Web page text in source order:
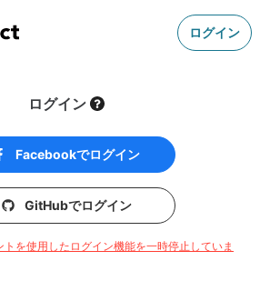
ログイン
ログイン
Facebookでログイン
GitHubでログイン
を使用したログイン機能を一時停止していま